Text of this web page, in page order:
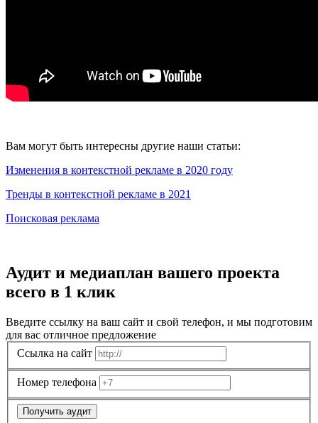
Вам могут быть интересны другие наши статьи:
Изменения в контекстной рекламе в 2020 году
Тренды в контекстной рекламе в 2021
Поисковая реклама
Аудит и медиаплан вашего проекта
всего в 1 клик
Введите ссылку на ваш сайт и свой телефон, и мы подготовим
для вас отличное предложение
Ссылка на сайт
Номер телефона
Получить аудит